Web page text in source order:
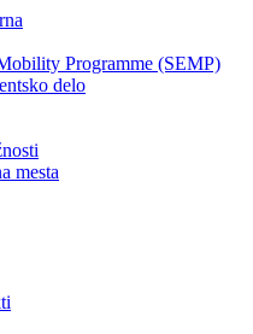
Programme (SEMP)
delo
mesta